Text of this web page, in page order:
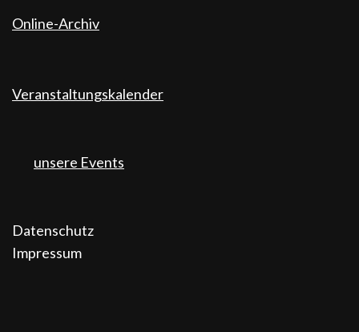
Online-Archiv
Veranstaltungskalender
unsere Events
Datenschutz
Impressum